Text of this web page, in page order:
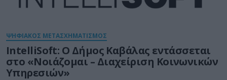
ΨΗΦΙΑΚΟΣ ΜΕΤΑΣΧΗΜΑΤΙΣΜΟΣ
IntelliSoft: Ο Δήμος Καβάλας εντάσσεται
στο «Νοιάζομαι – Διαχείριση Κοινωνικών
Υπηρεσιών»